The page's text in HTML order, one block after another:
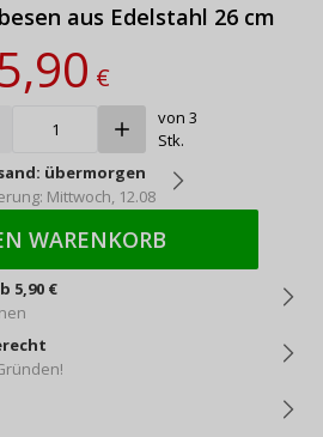
aus Edelstahl 26 cm
€
von 3
Stk.
übermorgen
Mittwoch, 12.08
WARENKORB
5,90 €